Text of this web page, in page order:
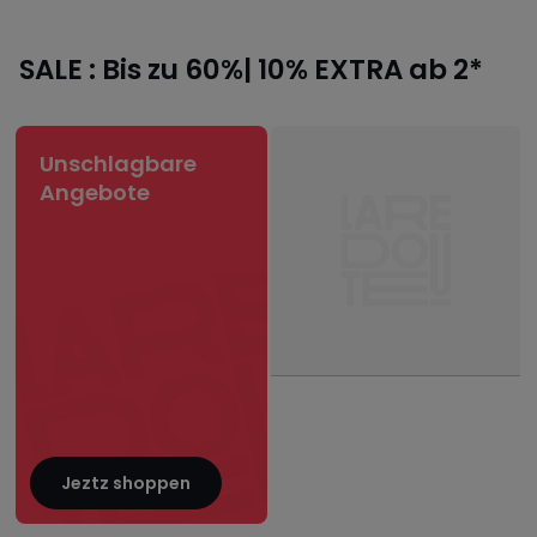
SALE : Bis zu 60%| 10% EXTRA ab 2*
Unschlagbare
Angebote
Jeztz shoppen